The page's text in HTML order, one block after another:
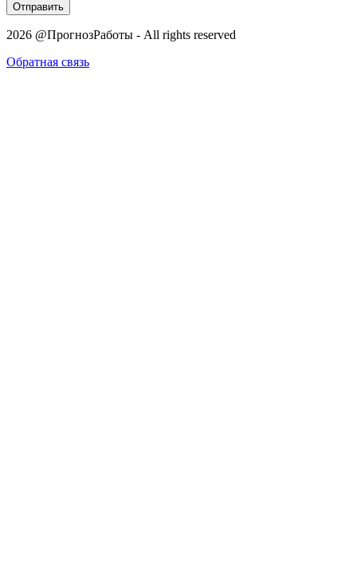
Отправить
2026 @ПрогнозРаботы - All rights reserved
Обратная связь